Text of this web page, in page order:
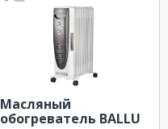
Масляный
обогреватель BALLU